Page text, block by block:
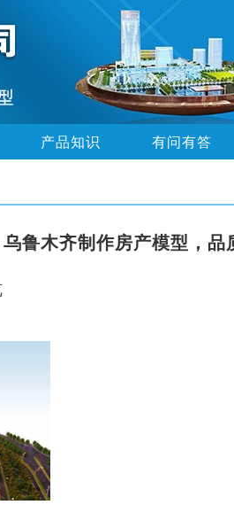
产品知识 有问有答
乌鲁木齐制作房产模型，品